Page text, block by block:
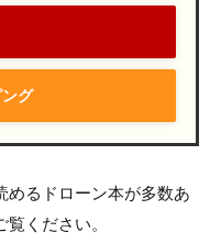
グ
めるドローン本が多数あ
ください。